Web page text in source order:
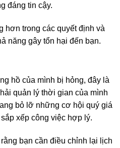
đáng tin cậy.
hơn trong các quyết định và
năng gây tổn hại đến bạn.
hồ của mình bị hỏng, đây là
quản lý thời gian của mình
bỏ lỡ những cơ hội quý giá
xếp công việc hợp lý.
bạn cần điều chỉnh lại lịch